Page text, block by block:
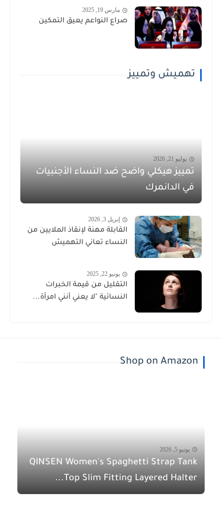
مارس 19, 2025
صراع النواعم يعيق التمكين
تهميش وتمييز
يوليو 21, 2026
تمييز هيكلي واضح ضد النساء الأجنبيات
في الدانمرك
إبريل 3, 2026
القابلة مهنة لإنقاذ الملايين من
النساء تعاني التهميش
يونيو 22, 2025
التقليل من قيمة الخبرات
النسائية "لا يعني أنني امرأة...
Shop on Amazon
يونيو 5, 2026
QINSEN Women's Spaghetti Strap Tank
Top Slim Fitting Layered Halter...